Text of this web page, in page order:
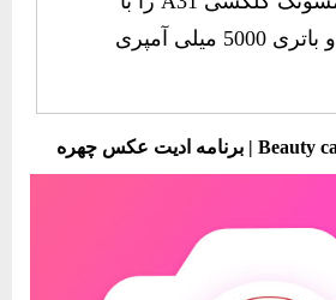
دوربین چهارگانه و باتری 5000 میلی آمپری